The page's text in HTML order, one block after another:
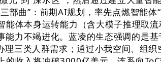
部曲”：前期AI规划，率先点燃智能
能体本身运转能力（含大模子推理取
能力不竭进化。蓝凌的生态强调的是
理三类人群需求；通过小我空间、组